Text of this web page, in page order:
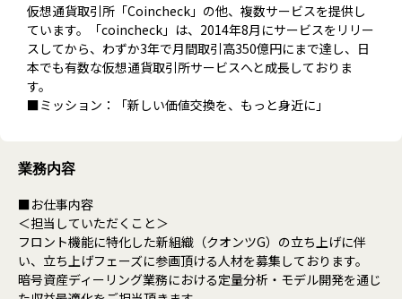
仮想通貨取引所「Coincheck」の他、複数サービスを提供し
ています。「coincheck」は、2014年8月にサービスをリリー
スしてから、わずか3年で月間取引高350億円にまで達し、日
本でも有数な仮想通貨取引所サービスへと成長しておりま
す。
■ミッション：「新しい価値交換を、もっと身近に」
業務内容
■お仕事内容
＜担当していただくこと＞
フロント機能に特化した新組織（クオンツG）の立ち上げに伴
い、立ち上げフェーズに参画頂ける人材を募集しております。
暗号資産ディーリング業務における定量分析・モデル開発を通じ